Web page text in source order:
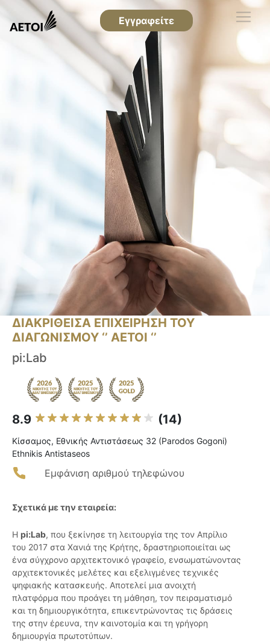
Εγγραφείτε
ΔΙΑΚΡΙΘΕΙΣΑ ΕΠΙΧΕΙΡΗΣΗ ΤΟΥ
ΔΙΑΓΩΝΙΣΜΟΥ ‘’ ΑΕΤΟΙ ‘’
pi:Lab
8.9 (14)
Κίσσαμος, Εθνικής Αντιστάσεως 32 (Parodos Gogoni)
Ethnikis Antistaseos
Εμφάνιση αριθμού τηλεφώνου
Σχετικά με την εταιρεία:
Η pi:Lab, που ξεκίνησε τη λειτουργία της τον Απρίλιο
του 2017 στα Χανιά της Κρήτης, δραστηριοποιείται ως
ένα σύγχρονο αρχιτεκτονικό γραφείο, ενσωματώνοντας
αρχιτεκτονικές μελέτες και εξελιγμένες τεχνικές
ψηφιακής κατασκευής. Αποτελεί μια ανοιχτή
πλατφόρμα που προάγει τη μάθηση, τον πειραματισμό
και τη δημιουργικότητα, επικεντρώνοντας τις δράσεις
της στην έρευνα, την καινοτομία και τη γρήγορη
δημιουργία πρωτοτύπων.